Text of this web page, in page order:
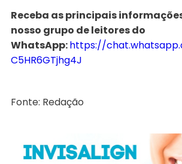
Receba as principais
nosso grupo de leitores do
WhatsApp:https://
C5HR6GTjhg4J
Fonte: Redação